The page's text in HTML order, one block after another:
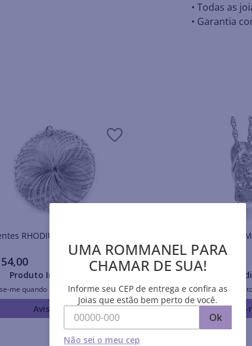
• Todas as
• Garantia
Pingentes RHODIUM
,00
Produto Indisponível
me quando retornar ao estoque
Avise-me
Pingentes RHODIUM
R$ 79,00
Produto
Avise-me quando
Avise-
UMA ROMMANEL PARA
CHAMAR DE SUA!
Informe seu CEP de entrega e confira as
Joias que estão bem perto de você.
Ok
Não sei o meu cep